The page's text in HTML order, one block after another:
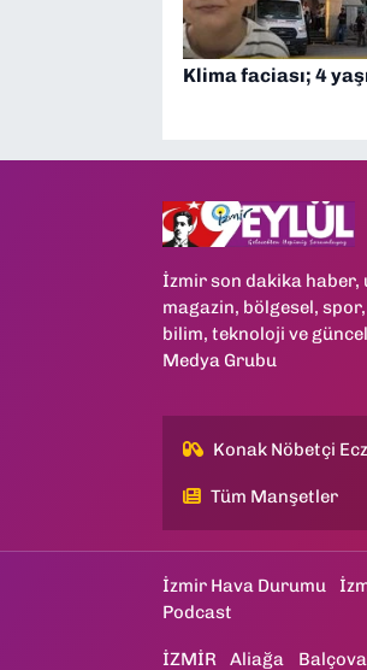
Klima faciası; 4
İzmir son dakika haber,
magazin, bölgesel,
bilim, teknoloji ve
Medya Grubu
Konak Nöbetçi
Tüm Manşetler
İzmir Hava Durumu
Podcast
İZMİR Aliağa Balçova